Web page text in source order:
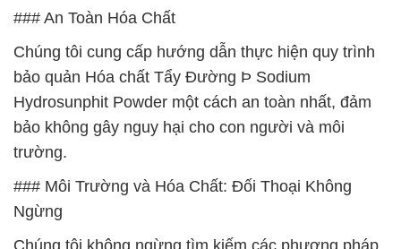
### An Toàn Hóa Chất
Chúng tôi cung cấp hướng dẫn thực hiện quy trình
bảo quản Hóa chất Tẩy Đường Þ Sodium
Hydrosunphit Powder một cách an toàn nhất, đảm
bảo không gây nguy hại cho con người và môi
trường.
### Môi Trường và Hóa Chất: Đối Thoại Không
Ngừng
Chúng tôi không ngừng tìm kiếm các phương pháp